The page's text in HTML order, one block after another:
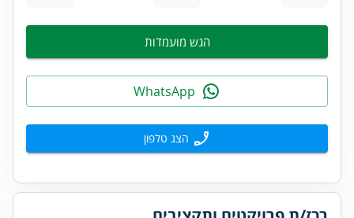
הגש מועמדות
הצג טלפון